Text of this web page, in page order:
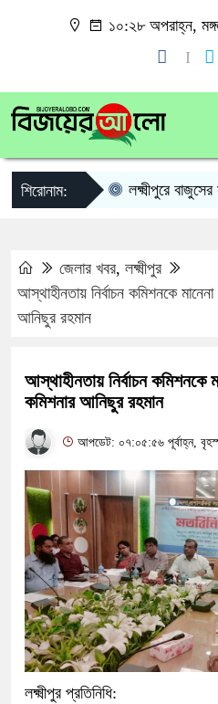
১০:২৮ অপরাহ্ন,
শিরোনাম: লক্ষ্মীপুরে বাজুসের
জেলার খবর, লক্ষ্মীপুর
আস্থাহীনতায় নির্বাচন কমিশনকে
আনিছুর রহমান
আস্থাহীনতায় নির্বাচন কমিশনকে
কমিশনার আনিছুর রহমান
আপডেট: ০৭:০৫:৫৬ পূর্বাহ্ন,
লক্ষ্মীপুর প্রতিনিধি: